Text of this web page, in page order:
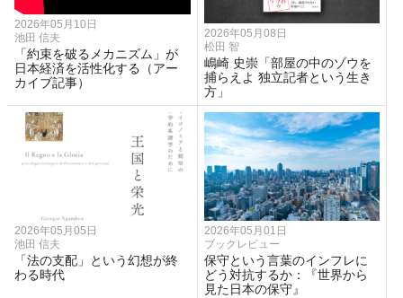
2026年05月10日
池田 信夫
「約束を破るメカニズム」が
日本経済を活性化する（アー
カイブ記事）
2026年05月08日
松田 智
嶋崎 史崇「部屋の中のゾウを
捕らえよ 独立記者という生き
方」
2026年05月05日
池田 信夫
「法の支配」という幻想が終
わる時代
2026年05月01日
ブックレビュー
保守という言葉のインフレに
どう対抗するか：『世界から
見た日本の保守』